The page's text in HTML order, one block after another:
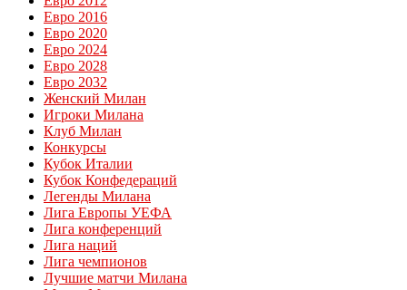
Евро 2016
Евро 2020
Евро 2024
Евро 2028
Евро 2032
Женский Милан
Игроки Милана
Клуб Милан
Конкурсы
Кубок Италии
Кубок Конфедераций
Легенды Милана
Лига Европы УЕФА
Лига конференций
Лига наций
Лига чемпионов
Лучшие матчи Милана